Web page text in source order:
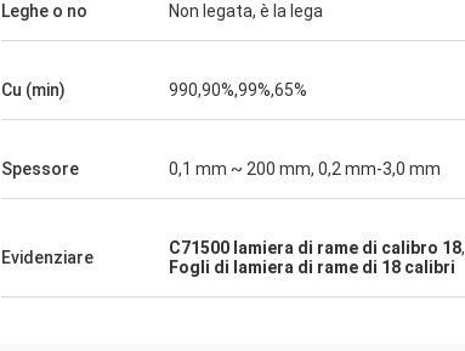
Leghe o no Non legata, è la lega
Cu (min) 990,90%,99%,65%
Spessore 0,1 mm ~ 200 mm, 0,2 mm-3,0 mm
Evidenziare C71500 lamiera di rame di calibro 18,
Fogli di lamiera di rame di 18 calibri